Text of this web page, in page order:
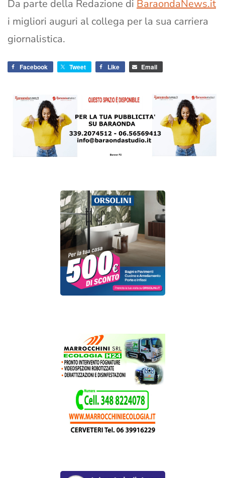
Da parte della Redazione di BaraondaNews.it
i migliori auguri al collega per la sua carriera
giornalistica.
Facebook Tweet Like Email